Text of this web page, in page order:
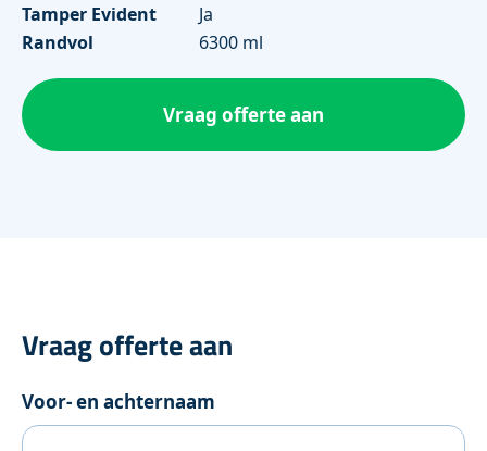
Tamper Evident
Ja
Randvol
6300 ml
Vraag offerte aan
Vraag offerte aan
Voor- en achternaam